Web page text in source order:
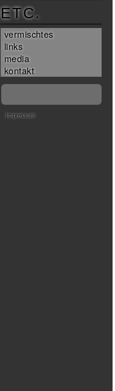
ETC.
vermischtes
links
media
kontakt
Impressum